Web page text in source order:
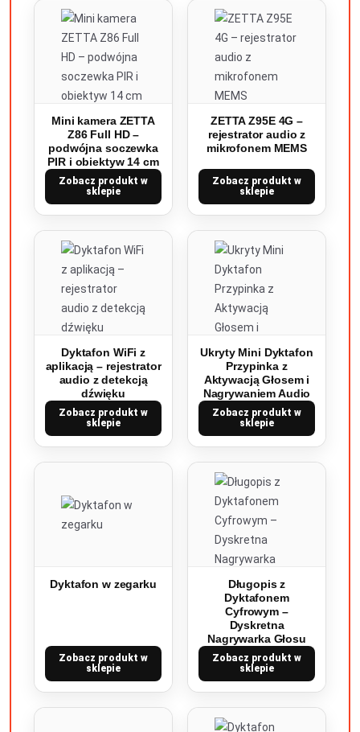
Mini kamera ZETTA
Z86 Full HD –
podwójna soczewka
PIR i obiektyw 14 cm
Zobacz produkt w
sklepie
ZETTA Z95E 4G –
rejestrator audio z
mikrofonem MEMS
Zobacz produkt w
sklepie
Dyktafon WiFi z
aplikacją – rejestrator
audio z detekcją
dźwięku
Zobacz produkt w
sklepie
Ukryty Mini Dyktafon
Przypinka z
Aktywacją Głosem i
Nagrywaniem Audio
Zobacz produkt w
sklepie
Dyktafon w zegarku
Zobacz produkt w
sklepie
Długopis z
Dyktafonem
Cyfrowym –
Dyskretna
Nagrywarka Głosu
Zobacz produkt w
sklepie